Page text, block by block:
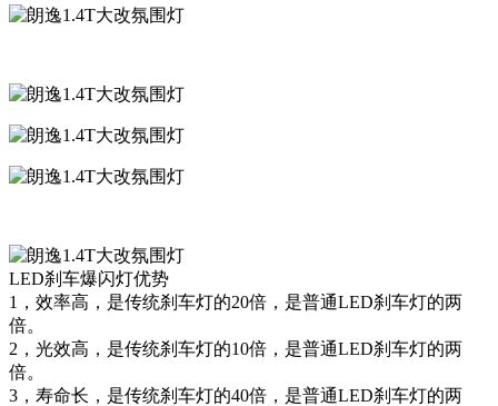
LED刹车爆闪灯优势
1，效率高，是传统刹车灯的20倍，是普通LED刹车灯的两
倍。
2，光效高，是传统刹车灯的10倍，是普通LED刹车灯的两
倍。
3，寿命长，是传统刹车灯的40倍，是普通LED刹车灯的两